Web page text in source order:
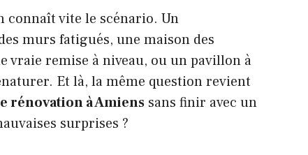
connaît vite le scénario. Un
murs fatigués, une maison des
vraie remise à niveau, ou un pavillon à
Et là, la même question revient
rénovation à Amiens sans finir avec un
surprises ?